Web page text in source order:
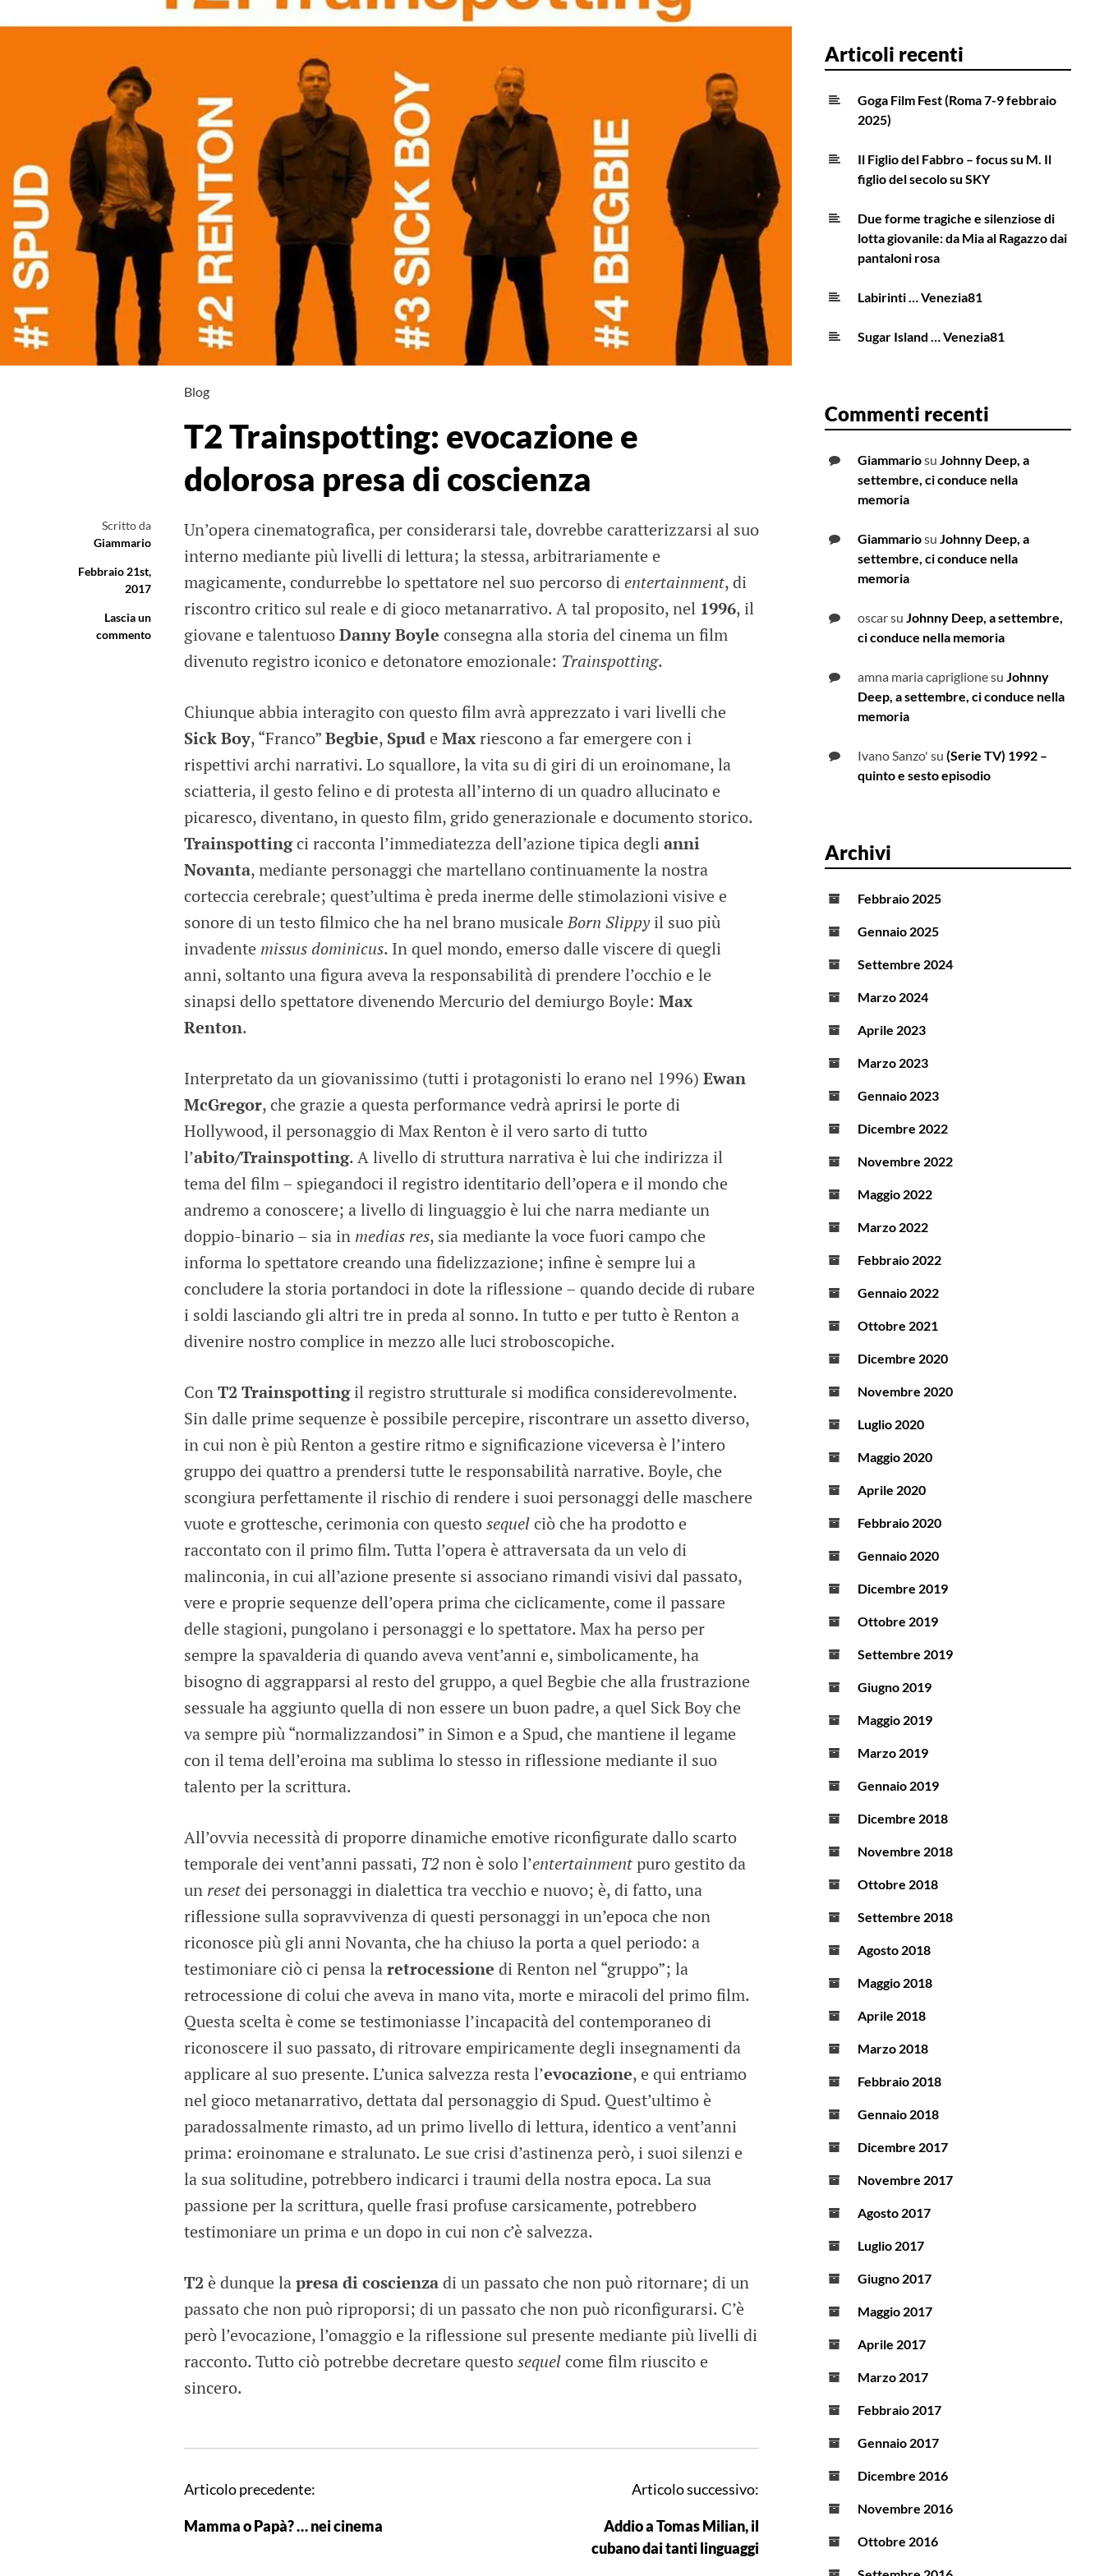
Blog
T2 Trainspotting: evocazione e
dolorosa presa di coscienza
Scritto da
Giammario
Febbraio 21st,
2017
Lascia un
commento
Un’opera cinematografica, per considerarsi tale, dovrebbe caratterizzarsi al suo
interno mediante più livelli di lettura; la stessa, arbitrariamente e
magicamente, condurrebbe lo spettatore nel suo percorso dientertainment, di
riscontro critico sul reale e di gioco metanarrativo. A tal proposito, nel 1996, il
giovane e talentuosoDanny Boyle consegna alla storia del cinema un film
divenuto registro iconico e detonatore emozionale: Trainspotting.
Chiunque abbia interagito con questo film avrà apprezzato i vari livelli che
Sick Boy, “Franco”Begbie, Spude Maxriescono a far emergere con i
rispettivi archi narrativi. Lo squallore, la vita su di giri di un eroinomane, la
sciatteria, il gesto felino e di protesta all’interno di un quadro allucinato e
picaresco, diventano, in questo film, grido generazionale e documento storico.
Trainspottingci racconta l’immediatezza dell’azione tipica deglianni
Novanta, mediante personaggi che martellano continuamente la nostra
corteccia cerebrale; quest’ultima è preda inerme delle stimolazioni visive e
sonore di un testo filmico che ha nel brano musicaleBorn Slippyil suo più
invadente missus dominicus. In quel mondo, emerso dalle viscere di quegli
anni, soltanto una figura aveva la responsabilità di prendere l’occhio e le
sinapsi dello spettatore divenendo Mercurio del demiurgo Boyle: Max
Renton.
Interpretato da un giovanissimo (tutti i protagonisti lo erano nel 1996) Ewan
McGregor, che grazie a questa performance vedrà aprirsi le porte di
Hollywood, il personaggio di Max Renton è il vero sarto di tutto
l’abito/Trainspotting. A livello di struttura narrativa è lui che indirizza il
tema del film – spiegandoci il registro identitario dell’opera e il mondo che
andremo a conoscere; a livello di linguaggio è lui che narra mediante un
doppio-binario – sia in medias res, sia mediante la voce fuori campo che
informa lo spettatore creando una fidelizzazione; infine è sempre lui a
concludere la storia portandoci in dote la riflessione – quando decide di rubare
i soldi lasciando gli altri tre in preda al sonno. In tutto e per tutto è Renton a
divenire nostro complice in mezzo alle luci stroboscopiche.
ConT2 Trainspottingil registro strutturale si modifica considerevolmente.
Sin dalle prime sequenze è possibile percepire, riscontrare un assetto diverso,
in cui non è più Renton a gestire ritmo e significazione viceversa è l’intero
gruppo dei quattro a prendersi tutte le responsabilità narrative. Boyle, che
scongiura perfettamente il rischio di rendere i suoi personaggi delle maschere
vuote e grottesche, cerimonia con questosequelciò che ha prodotto e
raccontato con il primo film. Tutta l’opera è attraversata da un velo di
malinconia, in cui all’azione presente si associano rimandi visivi dal passato,
vere e proprie sequenze dell’opera prima che ciclicamente, come il passare
delle stagioni, pungolano i personaggi e lo spettatore. Max ha perso per
sempre la spavalderia di quando aveva vent’anni e, simbolicamente, ha
bisogno di aggrapparsi al resto del gruppo, a quel Begbie che alla frustrazione
sessuale ha aggiunto quella di non essere un buon padre, a quel Sick Boy che
va sempre più “normalizzandosi” in Simon e a Spud, che mantiene il legame
con il tema dell’eroina ma sublima lo stesso in riflessione mediante il suo
talento per la scrittura.
All’ovvia necessità di proporre dinamiche emotive riconfigurate dallo scarto
temporale dei vent’anni passati, T2non è solo l’entertainmentpuro gestito da
un resetdei personaggi in dialettica tra vecchio e nuovo; è, di fatto, una
riflessione sulla sopravvivenza di questi personaggi in un’epoca che non
riconosce più gli anni Novanta, che ha chiuso la porta a quel periodo: a
testimoniare ciò ci pensa laretrocessione di Renton nel “gruppo”; la
retrocessione di colui che aveva in mano vita, morte e miracoli del primo film.
Questa scelta è come se testimoniasse l’incapacità del contemporaneo di
riconoscere il suo passato, di ritrovare empiricamente degli insegnamenti da
applicare al suo presente. L’unica salvezza resta l’evocazione, e qui entriamo
nel gioco metanarrativo, dettata dal personaggio di Spud. Quest’ultimo è
paradossalmente rimasto, ad un primo livello di lettura, identico a vent’anni
prima: eroinomane e stralunato. Le sue crisi d’astinenza però, i suoi silenzi e
la sua solitudine, potrebbero indicarci i traumi della nostra epoca. La sua
passione per la scrittura, quelle frasi profuse carsicamente, potrebbero
testimoniare un prima e un dopo in cui non c’è salvezza.
T2 è dunque lapresa di coscienzadi un passato che non può ritornare; di un
passato che non può riproporsi; di un passato che non può riconfigurarsi. C’è
però l’evocazione, l’omaggio e la riflessione sul presente mediante più livelli di
racconto. Tutto ciò potrebbe decretare questosequelcome film riuscito e
sincero.
N
v
Articolo precedente:
Mamma o Papà? … nei cinema
Articolo successivo:
Addio a Tomas Milian, il
cubano dai tanti linguaggi
Articoli recenti
Goga Film Fest (Roma 7-9 febbraio
2025)
Il Figlio del Fabbro – focus su M. Il
figlio del secolo su SKY
Due forme tragiche e silenziose di
lotta giovanile: da Mia al Ragazzo dai
pantaloni rosa
Labirinti … Venezia81
Sugar Island … Venezia81
Commenti recenti
Giammariosu Johnny Deep, a
settembre, ci conduce nella
memoria
Giammariosu Johnny Deep, a
settembre, ci conduce nella
memoria
oscarsu Johnny Deep, a settembre,
ci conduce nella memoria
amna maria capriglionesu Johnny
Deep, a settembre, ci conduce nella
memoria
Ivano Sanzo' su (Serie TV) 1992 –
quinto e sesto episodio
Archivi
Febbraio 2025
Gennaio 2025
Settembre 2024
Marzo 2024
Aprile 2023
Marzo 2023
Gennaio 2023
Dicembre 2022
Novembre 2022
Maggio 2022
Marzo 2022
Febbraio 2022
Gennaio 2022
Ottobre 2021
Dicembre 2020
Novembre 2020
Luglio 2020
Maggio 2020
Aprile 2020
Febbraio 2020
Gennaio 2020
Dicembre 2019
Ottobre 2019
Settembre 2019
Giugno 2019
Maggio 2019
Marzo 2019
Gennaio 2019
Dicembre 2018
Novembre 2018
Ottobre 2018
Settembre 2018
Agosto 2018
Maggio 2018
Aprile 2018
Marzo 2018
Febbraio 2018
Gennaio 2018
Dicembre 2017
Novembre 2017
Agosto 2017
Luglio 2017
Giugno 2017
Maggio 2017
Aprile 2017
Marzo 2017
Febbraio 2017
Gennaio 2017
Dicembre 2016
Novembre 2016
Ottobre 2016